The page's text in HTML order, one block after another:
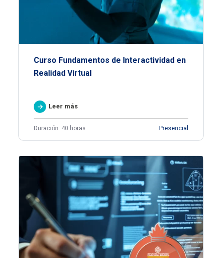
Curso Fundamentos de Interactividad en
Realidad Virtual
Leer más
Duración: 40 horas Presencial